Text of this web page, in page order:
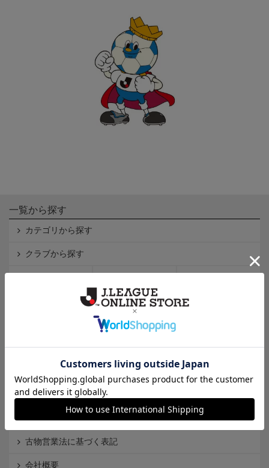
一覧から探す
カテゴリから探す
クラブから探す
インフォメーション
Ｊリーグオンラインストアとは
利用規約
Cookieポリシー
特定商取引法に基づく表記
古物営業法に基づく表記
会社概要